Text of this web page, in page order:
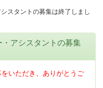
スタントの募集は終了しまし
アシスタントの募集
いただき、ありがとうご